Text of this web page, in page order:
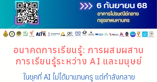
อนาคตการเรียนรู้: การผสมผสาน
การเรียนรู้ระหว่าง AI และมนุษย์
ในยุคที่ AI ไม่ได้มาแทนครู แต่กำลังกลาย